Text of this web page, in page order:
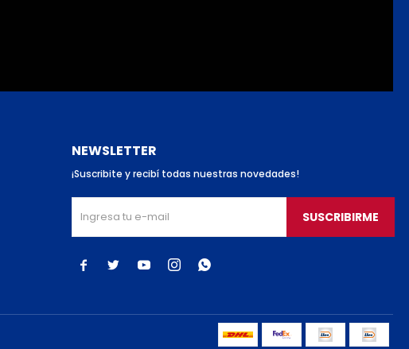
NEWSLETTER
¡Suscribite y recibí todas nuestras novedades!
SUSCRIBIRME
    